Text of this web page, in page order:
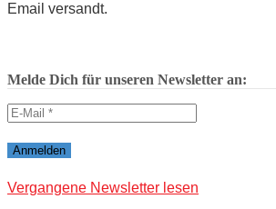
Email versandt.
Melde Dich für unseren Newsletter an:
Vergangene Newsletter lesen